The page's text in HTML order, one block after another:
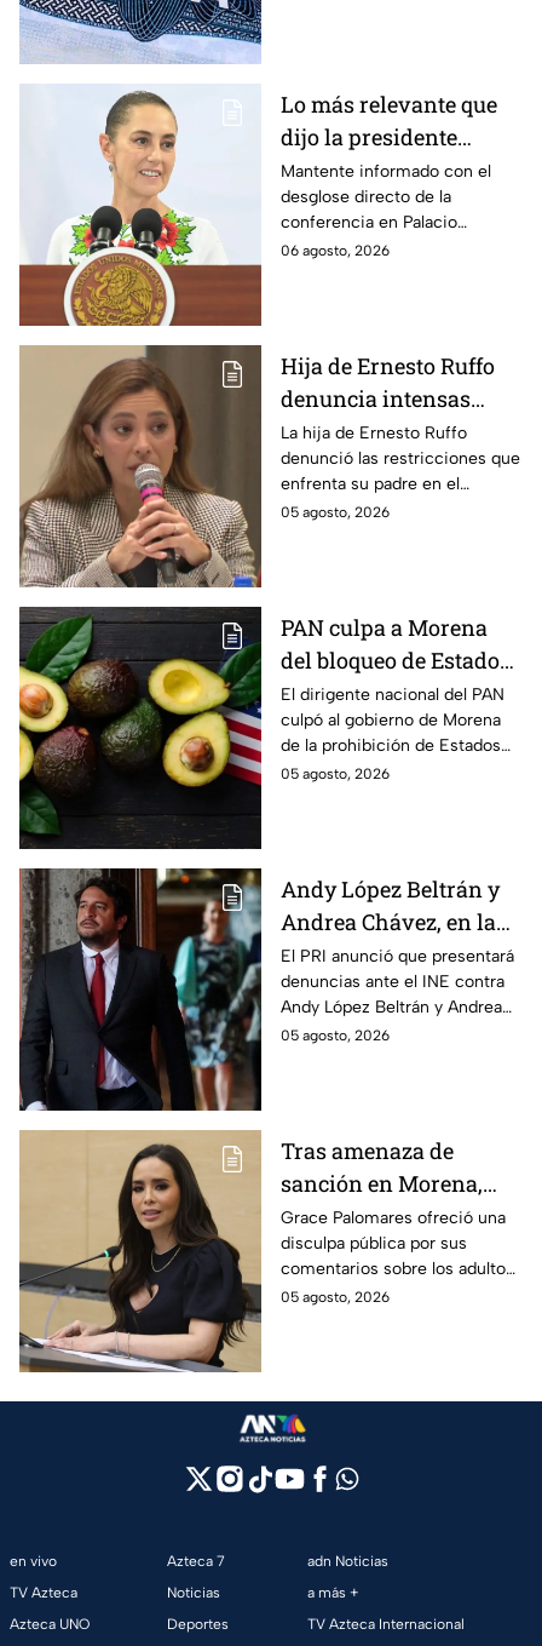
Lo más relevante que
dijo la presidente
Claudia Sheinbaum
hoy jueves 6 de agosto
en la mañanera
Mantente informado con el
desglose directo de la
conferencia en Palacio
Nacional este jueves 6 de
06 agosto, 2026
Hija de Ernesto Ruffo
denuncia intensas
restricciones en el
Altiplano; buscan que
salga del penal
La hija de Ernesto Ruffo
denunció las restricciones que
enfrenta su padre en el
Altiplano y anunció que
05 agosto, 2026
PAN culpa a Morena
del bloqueo de Estados
Unidos al aguacate de
Michoacán
El dirigente nacional del PAN
culpó al gobierno de Morena
de la prohibición de Estados
Unidos para exportar aguacate
05 agosto, 2026
Andy López Beltrán y
Andrea Chávez, en la
mira del PRI por
presuntos actos
anticipados de
campaña
El PRI anunció que presentará
denuncias ante el INE contra
Andy López Beltrán y Andrea
Chávez, al acusarlos de realizar
05 agosto, 2026
Tras amenaza de
sanción en Morena,
Grace Palomares pide
perdón a adultos
mayores
Grace Palomares ofreció una
disculpa pública por sus
comentarios sobre los adultos
mayores y aseguró que acatará
05 agosto, 2026
en vivo
TV Azteca
Azteca UNO
Azteca 7
Noticias
Deportes
adn Noticias
a más +
TV Azteca Internacional